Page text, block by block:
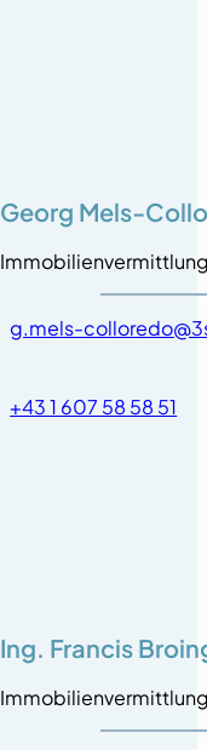
Georg Mels-
g.mels-
+43 1 607 58 58 51
Ing. Francis